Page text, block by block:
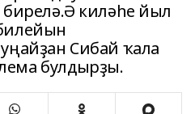
бирелә.Ә киләһе йыл
Сибай ҡала
булдырҙы.